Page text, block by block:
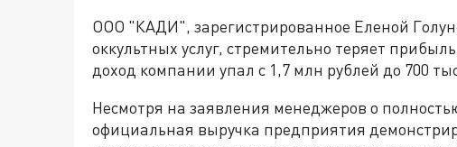
ООО "КАДИ", зарегистрированное Еленой
оккультных услуг, стремительно теряет
доход компании упал с 1,7 млн рублей до 700
Несмотря на заявления менеджеров о
официальная выручка предприятия